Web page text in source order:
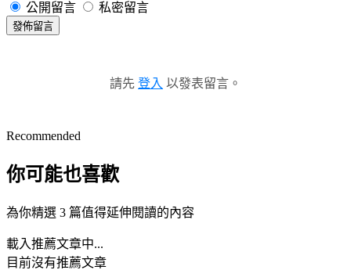
公開留言 私密留言
發佈留言
請先 登入 以發表留言。
Recommended
你可能也喜歡
為你精選 3 篇值得延伸閱讀的內容
載入推薦文章中...
目前沒有推薦文章